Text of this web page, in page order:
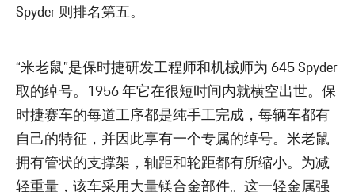
Spyder 则排名第五。
“米老鼠”是保时捷研发工程师和机械师为 645 Spyder
取的绰号。1956 年它在很短时间内就横空出世。保
时捷赛车的每道工序都是纯手工完成，每辆车都有
自己的特征，并因此享有一个专属的绰号。米老鼠
拥有管状的支撑架，轴距和轮距都有所缩小。为减
轻重量，该车采用大量镁合金部件。这一轻金属强